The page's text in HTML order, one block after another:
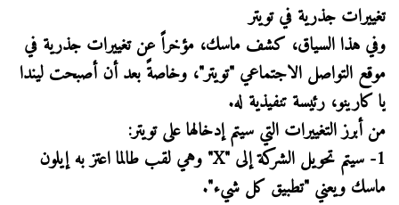
تغييرات جذرية في تويتر
وفي هذا السياق، كشف ماسك، مؤخراً عن تغييرات جذرية في
موقع التواصل الاجتماعي "تويتر"، وخاصةً بعد أن أصبحت ليندا
يا كارينو، رئيسة تنفيذية له.
من أبرز التغييرات التي سيتم إدخالها على تويتر:
1- سيتم تحويل الشركة إلى "X" وهي لقب طالما اعتز به إيلون
ماسك ويعني "تطبيق كل شيء".